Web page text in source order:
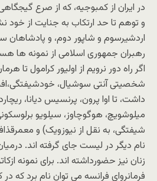
در ایران از کمبوجیه، که از صرع
و توهم تا حد ارتکاب به جنایت از خود
اردشیرسوم و شاپور دوم، و پادشاهان
رهبران جمهوری اسلامی از نمونه ها
اگر راه دور نرویم از اولیور کرامول تا
شخصیتی آنتی سوشیال،
داشت، تا اوا پرون، پرنسیس دیانا،
میلوشویچ، هوگوچاوز، سیلویو
شیفتگی، به نقل از نیوزویک) و
نام دیگر در لیست جای گرفته اند.
زنان نیز حضورداشته اند. برای نمونه
فرمانروای فرانسه می توان نام برد که